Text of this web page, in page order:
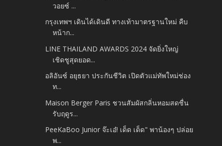
วอยซ์ ...
กรุงเทพฯ เดินได้เดินดี ทางเท้ามาตรฐานใหม่ คืบ
หน้าก...
LINE THAILAND AWARDS 2024 จัดยิ่งใหญ่
เชิดชูสุดยอด...
อลิอันซ์ อยุธยา ประกันชีวิต เปิดตัวแม่ทัพใหม่ช่อง
ท...
Maison Berger Paris ชวนสัมผัสกลิ่นหอมสดชื่น
รับฤดูร...
PeeKaBoo Junior จ๊ะเอ๋! เด็ด เด็ด" พาน้องๆ ปล่อย
พ...